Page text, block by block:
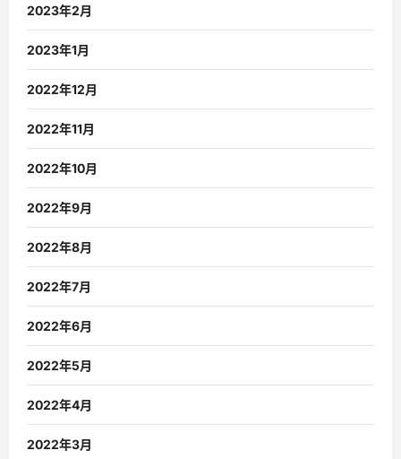
2023年2月
2023年1月
2022年12月
2022年11月
2022年10月
2022年9月
2022年8月
2022年7月
2022年6月
2022年5月
2022年4月
2022年3月